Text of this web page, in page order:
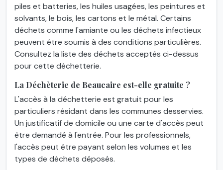
piles et batteries, les huiles usagées, les peintures et
solvants, le bois, les cartons et le métal. Certains
déchets comme l'amiante ou les déchets infectieux
peuvent être soumis à des conditions particulières.
Consultez la liste des déchets acceptés ci-dessus
pour cette déchetterie.
La Déchèterie de Beaucaire est-elle gratuite ?
L'accès à la déchetterie est gratuit pour les
particuliers résidant dans les communes desservies.
Un justificatif de domicile ou une carte d'accès peut
être demandé à l'entrée. Pour les professionnels,
l'accès peut être payant selon les volumes et les
types de déchets déposés.